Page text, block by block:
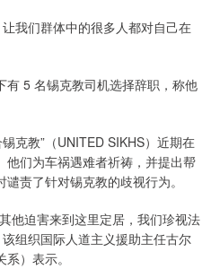
们群体中的很多人都对自己在
5 名锡克教司机选择辞职，称他
教”（UNITED SIKHS）近期在
们为车祸遇难者祈祷，并提出帮
责了针对锡克教的歧视行为。
迫害来到这里定居，我们珍视法
组织国际人道主义援助主任古尔
）表示。